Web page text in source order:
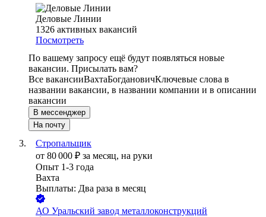
Деловые Линии
1326 активных вакансий
Посмотреть
По вашему запросу ещё будут появляться новые
вакансии. Присылать вам?
Все вакансииВахтаБогдановичКлючевые слова в
названии вакансии, в названии компании и в описании
вакансии
В мессенджер
На почту
Стропальщик
от 80 000 ₽ за месяц, на руки
Опыт 1-3 года
Вахта
Выплаты: Два раза в месяц
АО Уральский завод металлоконструкций